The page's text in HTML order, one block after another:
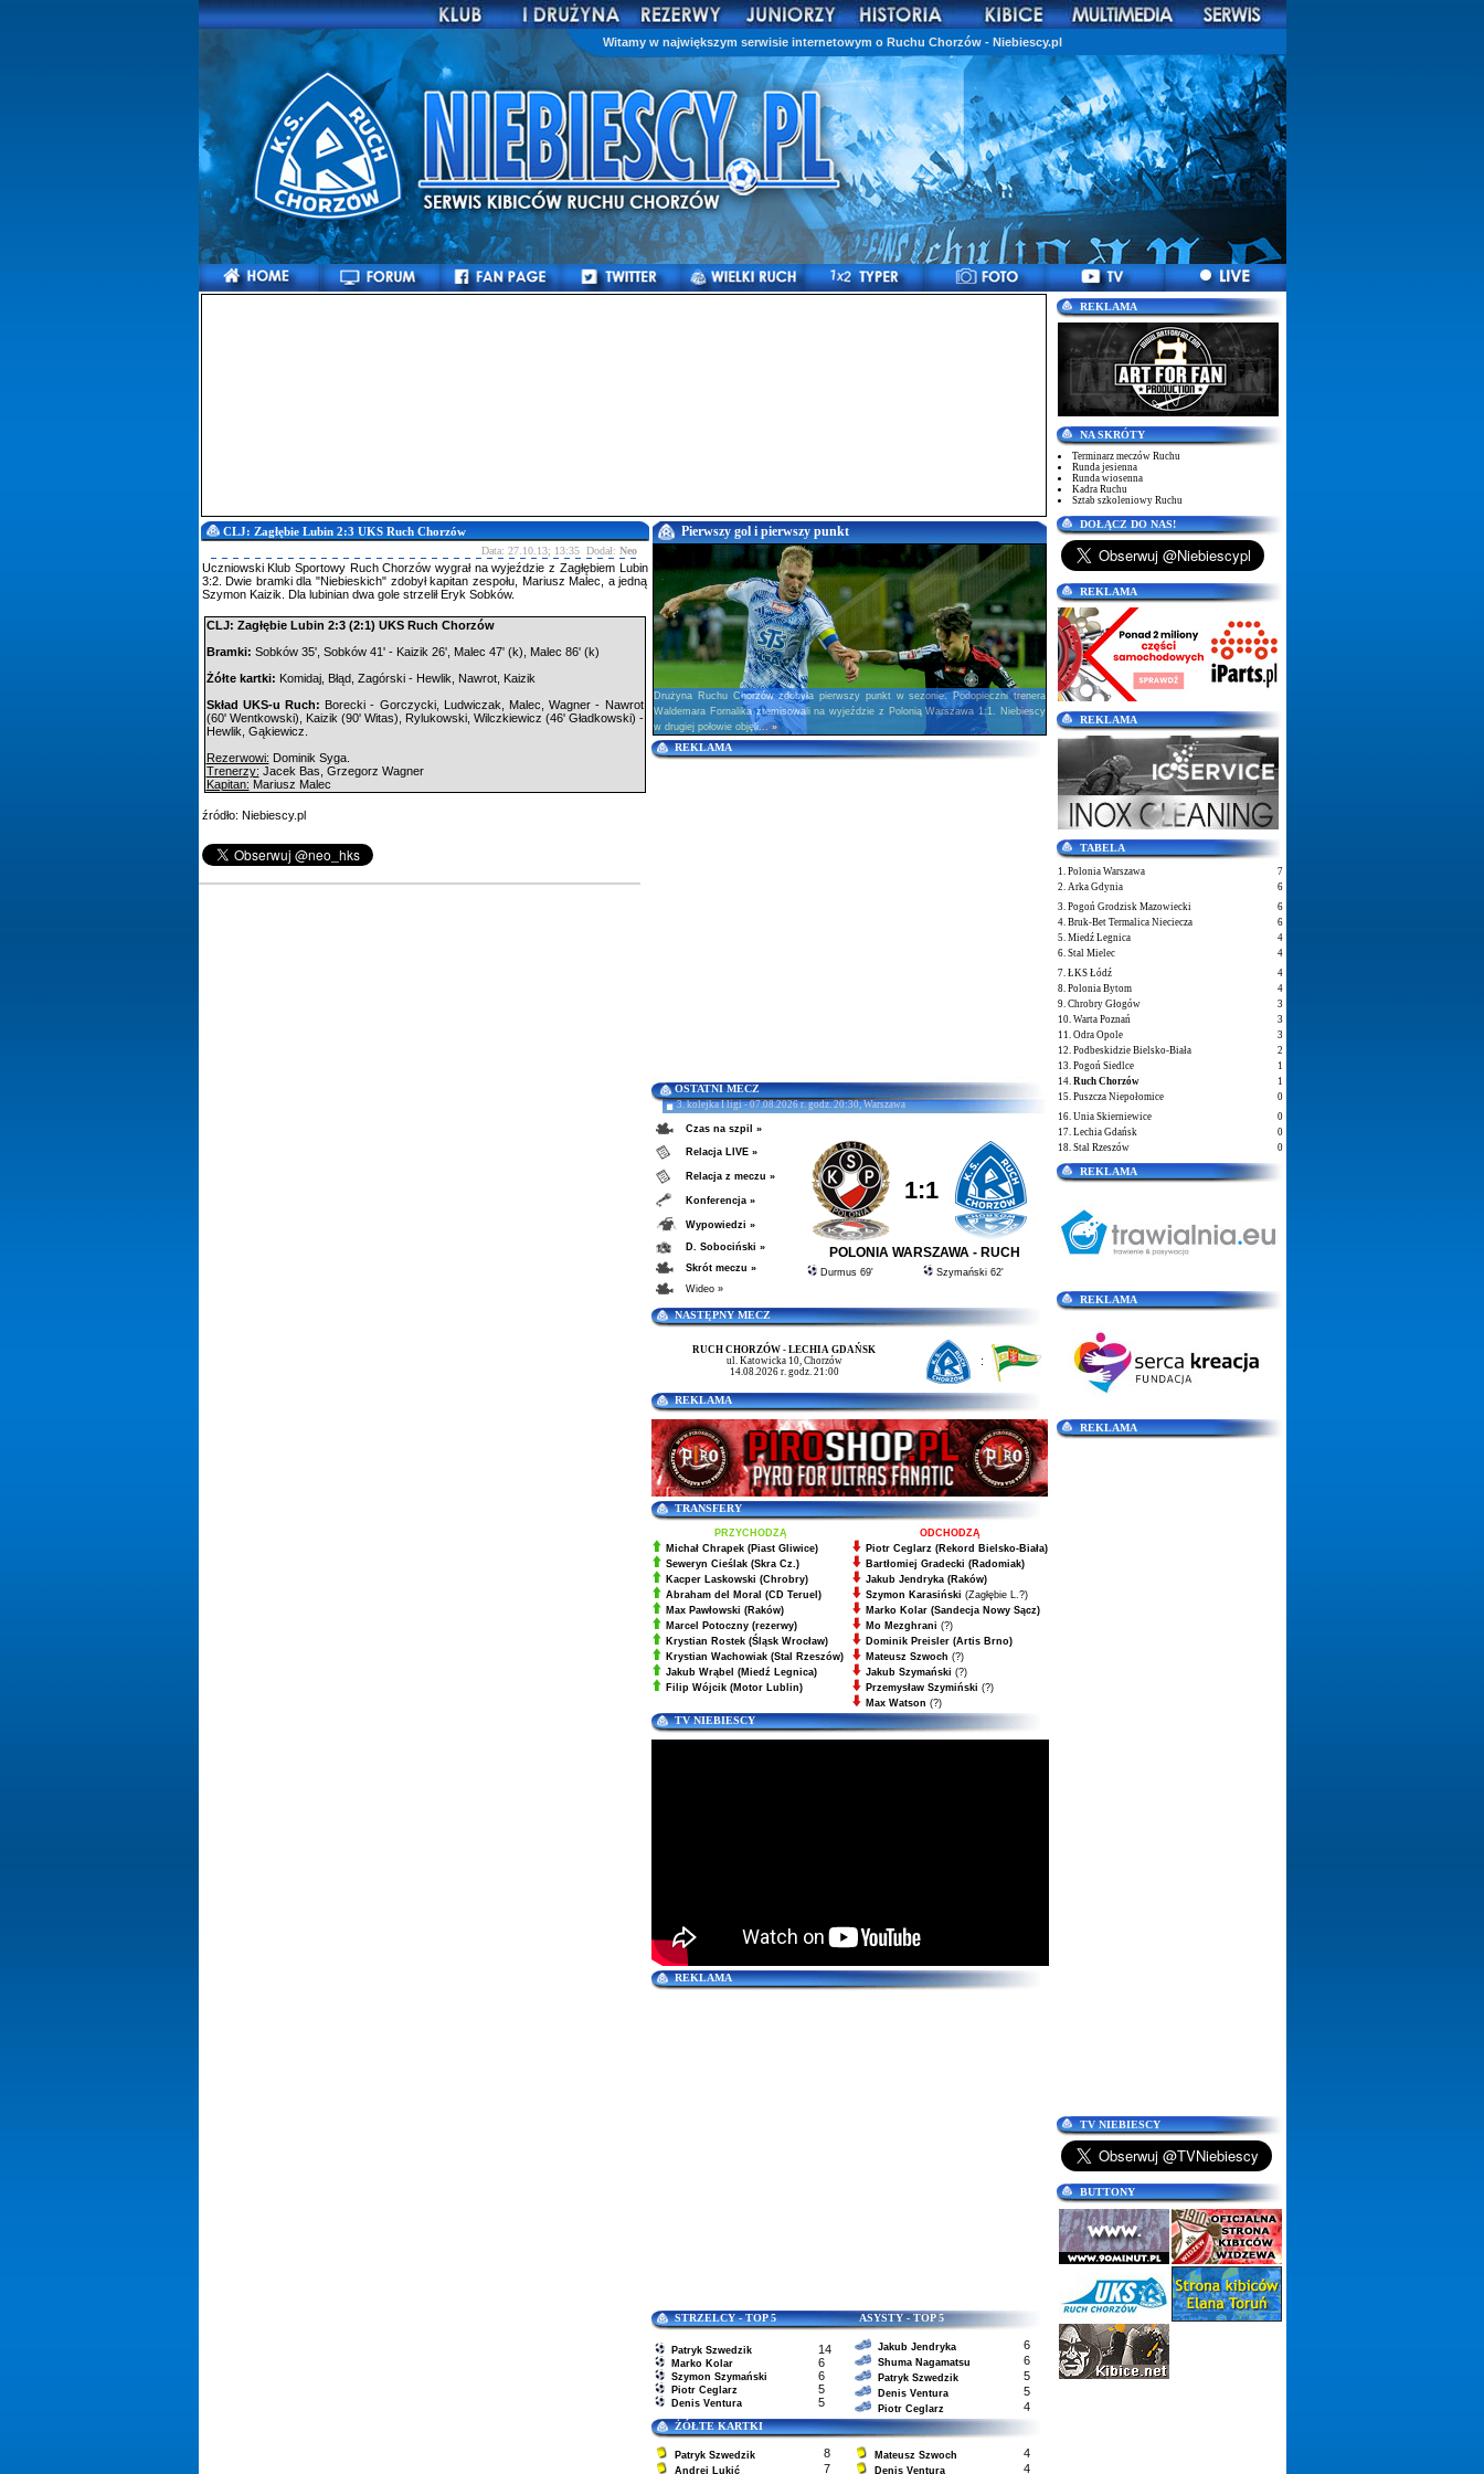
Witamy w największym serwisie internetowym o Ruchu Chorzów - Niebiescy.pl
CLJ: Zagłębie Lubin 2:3 UKS Ruch Chorzów
Data: 27.10.13; 13:35 Dodał: Neo
Uczniowski Klub Sportowy Ruch Chorzów wygrał na wyjeździe z Zagłębiem Lubin
3:2. Dwie bramki dla "Niebieskich" zdobył kapitan zespołu, Mariusz Malec, a jedną
Szymon Kaizik. Dla lubinian dwa gole strzelił Eryk Sobków.
CLJ: Zagłębie Lubin 2:3 (2:1) UKS Ruch Chorzów
Bramki: Sobków 35', Sobków 41' - Kaizik 26', Malec 47' (k), Malec 86' (k)
Żółte kartki: Komidaj, Błąd, Zagórski - Hewlik, Nawrot, Kaizik
Skład UKS-u Ruch: Borecki - Gorczycki, Ludwiczak, Malec, Wagner - Nawrot
(60' Wentkowski), Kaizik (90' Witas), Rylukowski, Wilczkiewicz (46' Gładkowski) -
Hewlik, Gąkiewicz.
Rezerwowi: Dominik Syga.
Trenerzy: Jacek Bas, Grzegorz Wagner
Kapitan: Mariusz Malec
źródło: Niebiescy.pl
Pierwszy gol i pierwszy punkt
Drużyna Ruchu Chorzów zdobyła pierwszy punkt w sezonie. Podopieczni trenera
Waldemara Fornalika zremisowali na wyjeździe z Polonią Warszawa 1:1. Niebiescy
w drugiej połowie objęli... »
REKLAMA
OSTATNI MECZ
3. kolejka I ligi - 07.08.2026 r. godz. 20:30, Warszawa
Czas na szpil »
Relacja LIVE »
Relacja z meczu »
Konferencja »
Wypowiedzi »
D. Sobociński »
Skrót meczu »
Wideo »
1:1
POLONIA WARSZAWA - RUCH
Durmus 69' Szymański 62'
NASTĘPNY MECZ
RUCH CHORZÓW - LECHIA GDAŃSK
ul. Katowicka 10, Chorzów
14.08.2026 r. godz. 21:00
:
REKLAMA
TRANSFERY
PRZYCHODZĄ
Michał Chrapek (Piast Gliwice)
Seweryn Cieślak (Skra Cz.)
Kacper Laskowski (Chrobry)
Abraham del Moral (CD Teruel)
Max Pawłowski (Raków)
Marcel Potoczny (rezerwy)
Krystian Rostek (Śląsk Wrocław)
Krystian Wachowiak (Stal Rzeszów)
Jakub Wrąbel (Miedź Legnica)
Filip Wójcik (Motor Lublin)
ODCHODZĄ
Piotr Ceglarz (Rekord Bielsko-Biała)
Bartłomiej Gradecki (Radomiak)
Jakub Jendryka (Raków)
Szymon Karasiński (Zagłębie L.?)
Marko Kolar (Sandecja Nowy Sącz)
Mo Mezghrani (?)
Dominik Preisler (Artis Brno)
Mateusz Szwoch (?)
Jakub Szymański (?)
Przemysław Szymiński (?)
Max Watson (?)
TV NIEBIESCY
REKLAMA
STRZELCY - TOP 5 ASYSTY - TOP 5
Patryk Szwedzik 14
Marko Kolar 6
Szymon Szymański 6
Piotr Ceglarz 5
Denis Ventura 5
Jakub Jendryka 6
Shuma Nagamatsu 6
Patryk Szwedzik 5
Denis Ventura 5
Piotr Ceglarz 4
ŻÓŁTE KARTKI
Patryk Szwedzik 8
Andrej Lukić 7
Mateusz Szwoch 4
Denis Ventura 4
REKLAMA
NA SKRÓTY
Terminarz meczów Ruchu
Runda jesienna
Runda wiosenna
Kadra Ruchu
Sztab szkoleniowy Ruchu
DOŁĄCZ DO NAS!
REKLAMA
REKLAMA
TABELA
1. Polonia Warszawa
7
2. Arka Gdynia
6
3. Pogoń Grodzisk Mazowiecki
6
4. Bruk-Bet Termalica Nieciecza
6
5. Miedź Legnica
4
6. Stal Mielec
4
7. ŁKS Łódź
4
8. Polonia Bytom
4
9. Chrobry Głogów
3
10. Warta Poznań
3
11. Odra Opole
3
12. Podbeskidzie Bielsko-Biała
2
13. Pogoń Siedlce
1
14. Ruch Chorzów
1
15. Puszcza Niepołomice
0
16. Unia Skierniewice
0
17. Lechia Gdańsk
0
18. Stal Rzeszów
0
REKLAMA
REKLAMA
REKLAMA
TV NIEBIESCY
BUTTONY